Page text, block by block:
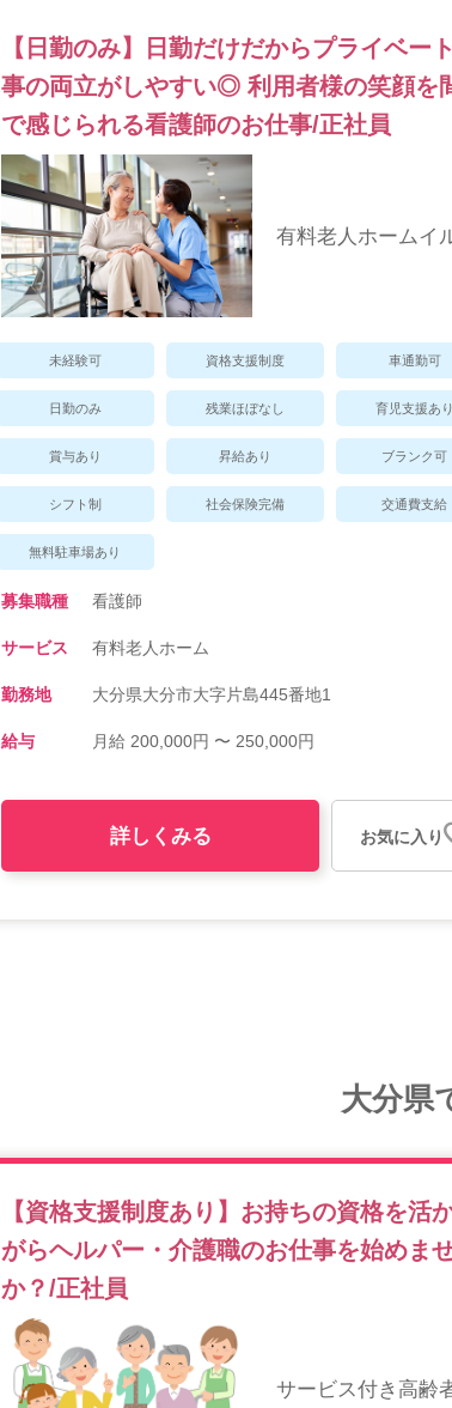
【日勤のみ】日勤だけだからプライベー
事の両立がしやすい◎ 利用者様の笑顔を
で感じられる看護師のお仕事/正社員
有料老人ホームイ
未経験可 資格支援制度 車通勤可
日勤のみ 残業ほぼなし 育児支援あり
賞与あり 昇給あり ブランク可
シフト制 社会保険完備 交通費支給
無料駐車場あり
募集職種 看護師
サービス 有料老人ホーム
勤務地 大分県大分市大字片島445番地1
給与 月給 200,000円 〜 250,000円
詳しくみる お気に入り
大分県
【資格支援制度あり】お持ちの資格を活
がらヘルパー・介護職のお仕事を始めま
か？/正社員
サービス付き高齢